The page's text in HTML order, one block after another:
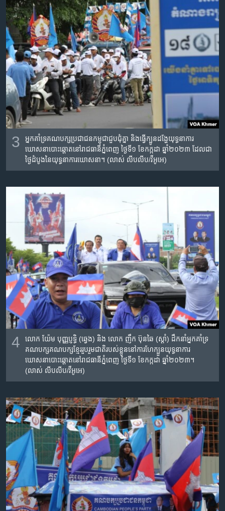
3
អ្នកគាំទ្រគណបក្សប្រជាជនកម្ពុជា​ជួបជុំ​គ្នា និងធ្វើក្បូនដង្ហែ​យុទ្ធនាការ
ឃោសនាបោះឆ្តោតនៅរាជធានី​ភ្នំពេញ ថ្ងៃទី១ ខែកក្កដា ឆ្នាំ២០២៣ ដែលជា
ថ្ងៃ​ដំបូង​នៃ​យុទ្ធនាការ​ឃោសនា។ (លាស់ លីបលីប/វីអូអេ)
4
លោក យ៉ែម បុញ្ញប្ញទ្ធិ (ឆ្វេង) និង លោក ញឹក ប៊ុនឆៃ (ស្តាំ) ដឹកនាំ​អ្នកគាំទ្រ​
គណបក្សគណបក្ស​ខ្មែរ​រួប​រួម​ជាតិរបស់ខ្លូន​នៅការហែក្បួនយុទ្ធនាការ
ឃោសនាបោះឆ្តោតនៅរាជធានី​ភ្នំពេញ ថ្ងៃទី១ ខែកក្កដា ឆ្នាំ២០២៣។
(លាស់ លីបលីប/វីអូអេ)